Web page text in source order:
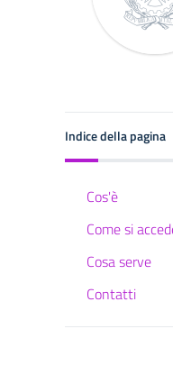
Indice della pagina
Cos'è
Come si
Cosa serve
Contatti